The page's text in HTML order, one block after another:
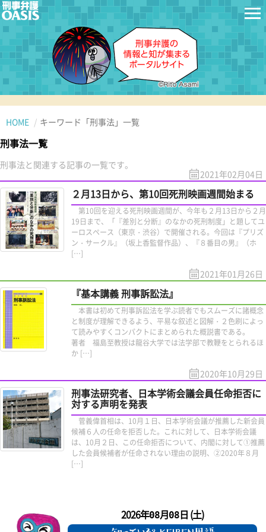
HOME キーワード「刑事法」一覧
刑事法一覧
刑事法と関連する記事の一覧です。
2021年02月04日
２月13日から、第10回死刑映画週間始まる
第10回を迎える死刑映画週間が、今年も２月13日から２月
19日まで、「『差別と分断』のなかの死刑制度」と題してユ
ーロスペース（東京・渋谷）で開催される。今回は『プリズ
ン・サークル』（坂上香監督作品）、『８番目の男』（ホ
[…]
2021年01月26日
『基本講義 刑事訴訟法』
本書は初めて刑事訴訟法を学ぶ読者でもスムーズに諸概念
と制度が理解できるよう、平易な叙述と図解・２色刷によっ
て読みやすくコンパクトにまとめられた概説書である。
著者 福島至教授は龍谷大学では法学部で教鞭をとられるほ
か […]
2020年10月29日
刑事法研究者、日本学術会議会員任命拒否に
対する声明を発表
菅義偉首相は、10月１日、日本学術会議が推薦した新会員
候補６人の任命を拒否した。これに対して、日本学術会議
は、10月２日、この任命拒否について、内閣に対して①推薦
した会員候補者が任命されない理由の説明、②2020年８月
[…]
2026年08月08日 (土)